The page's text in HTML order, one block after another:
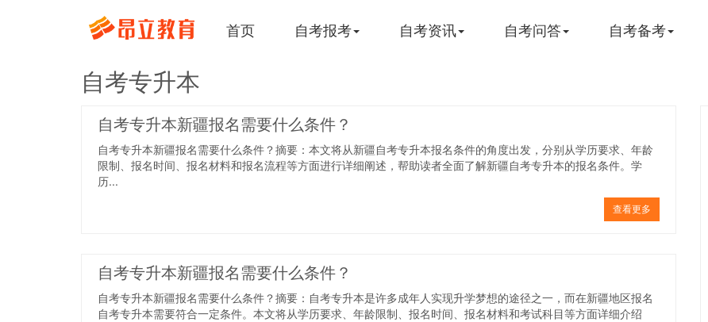
首页 自考报考 自考资讯 自考问答 自考备考
自考专升本
​自考专升本新疆报名需要什么条件？
自考专升本新疆报名需要什么条件？摘要：本文将从新疆自考专升本报名条件的角度出发，分别从学历要求、年龄
限制、报名时间、报名材料和报名流程等方面进行详细阐述，帮助读者全面了解新疆自考专升本的报名条件。学
历...
查看更多
​自考专升本新疆报名需要什么条件？
自考专升本新疆报名需要什么条件？摘要：自考专升本是许多成年人实现升学梦想的途径之一，而在新疆地区报名
自考专升本需要符合一定条件。本文将从学历要求、年龄限制、报名时间、报名材料和考试科目等方面详细介绍